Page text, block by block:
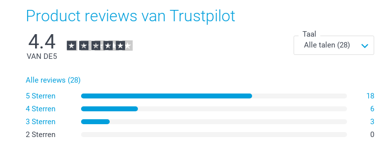
Product reviews van Trustpilot
4.4
VAN DE5
Taal
Alle reviews (28)
5 Sterren
18
4 Sterren
6
3 Sterren
3
2 Sterren
0